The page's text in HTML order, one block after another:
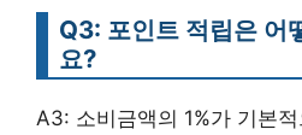
Q3: 포인트 적립은 어
요?
A3: 소비금액의 1%가 기본